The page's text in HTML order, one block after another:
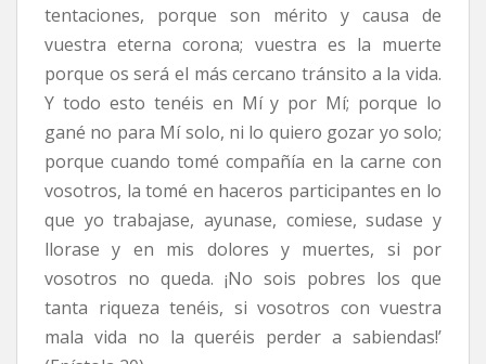
tentaciones, porque son mérito y causa de
vuestra eterna corona; vuestra es la muerte
porque os será el más cercano tránsito a la vida.
Y todo esto tenéis en Mí y por Mí; porque lo
gané no para Mí solo, ni lo quiero gozar yo solo;
porque cuando tomé compañía en la carne con
vosotros, la tomé en haceros participantes en lo
que yo trabajase, ayunase, comiese, sudase y
llorase y en mis dolores y muertes, si por
vosotros no queda. ¡No sois pobres los que
tanta riqueza tenéis, si vosotros con vuestra
mala vida no la queréis perder a sabiendas!’